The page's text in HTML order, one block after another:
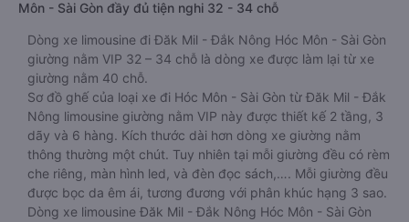
Môn - Sài Gòn đầy đủ tiện nghi 32 - 34 chỗ
Dòng xe limousine đi Đăk Mil - Đắk Nông Hóc Môn - Sài Gòn
giường nằm VIP 32 – 34 chỗ là dòng xe được làm lại từ xe
giường nằm 40 chỗ.
Sơ đồ ghế của loại xe đi Hóc Môn - Sài Gòn từ Đăk Mil - Đắk
Nông limousine giường nằm VIP này được thiết kế 2 tầng, 3
dãy và 6 hàng. Kích thước dài hơn dòng xe giường nằm
thông thường một chút. Tuy nhiên tại mỗi giường đều có rèm
che riêng, màn hình led, và đèn đọc sách,…. Mỗi giường đều
được bọc da êm ái, tương đương với phân khúc hạng 3 sao.
Dòng xe limousine Đăk Mil - Đắk Nông Hóc Môn - Sài Gòn